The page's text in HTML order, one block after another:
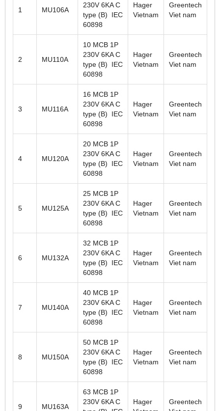
1 MU106A
230V 6KA C
type (B) IEC
60898
Hager
Vietnam
Greentech
Viet nam
2 MU110A
10 MCB 1P
230V 6KA C
type (B) IEC
60898
Hager
Vietnam
Greentech
Viet nam
3 MU116A
16 MCB 1P
230V 6KA C
type (B) IEC
60898
Hager
Vietnam
Greentech
Viet nam
4 MU120A
20 MCB 1P
230V 6KA C
type (B) IEC
60898
Hager
Vietnam
Greentech
Viet nam
5 MU125A
25 MCB 1P
230V 6KA C
type (B) IEC
60898
Hager
Vietnam
Greentech
Viet nam
6 MU132A
32 MCB 1P
230V 6KA C
type (B) IEC
60898
Hager
Vietnam
Greentech
Viet nam
7 MU140A
40 MCB 1P
230V 6KA C
type (B) IEC
60898
Hager
Vietnam
Greentech
Viet nam
8 MU150A
50 MCB 1P
230V 6KA C
type (B) IEC
60898
Hager
Vietnam
Greentech
Viet nam
9 MU163A
63 MCB 1P
230V 6KA C
Hager
Greentech